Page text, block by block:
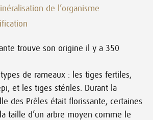
de l’organisme
trouve son origine il y a 350
de rameaux : les tiges fertiles,
et les tiges stériles. Durant la
des Prêles était florissante, certaines
taille d’un arbre moyen comme le